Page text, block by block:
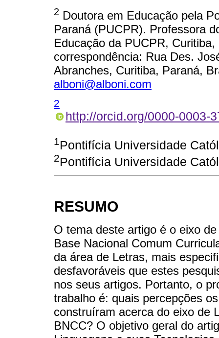
2 Doutora em Educação pela
Paraná (PUCPR). Professora
Educação da PUCPR,
correspondência: Rua Des.
Abranches, Curitiba, Paraná,
alboni@alboni.com
2
http://orcid.org/0000-0003-
1 Pontifícia Universidade
2Pontifícia Universidade
RESUMO
O tema deste artigo é o eixo
Base Nacional Comum
da área de Letras, mais
desfavoráveis que estes
nos seus artigos. Portanto, o
trabalho é: quais percepções
construíram acerca do eixo de
BNCC? O objetivo geral do